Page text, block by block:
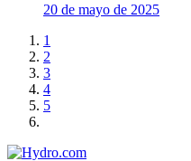
20 de mayo de 2025
1
2
3
4
5